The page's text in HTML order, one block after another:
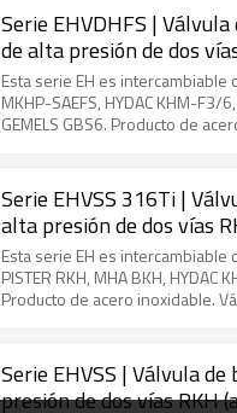
industrias, como la construcción,
agrícola, la ingeniería hidráulica,
y la industria de la pintura.
Serie EHVDHFS |
de alta presión de dos
brida, SAE J518C, ISO-
Esta serie EH es intercambiable
MKHP-SAEFS, HYDAC KHM-F3/
GEMELS GBS6. Producto de
en diversas industrias, como la
maquinaria agrícola, la
ingeniería minera y la industria
Serie EHVSS 316Ti |
alta presión de dos vías
inoxidable)
Esta serie EH es intercambiable
PISTER RKH, MHA BKH, HYDAC
Producto de acero inoxidable.
agrícola, la ingeniería hidráulica,
y la industria de la pintura.
Serie EHVSS | Válvula
presión de dos vías RKH